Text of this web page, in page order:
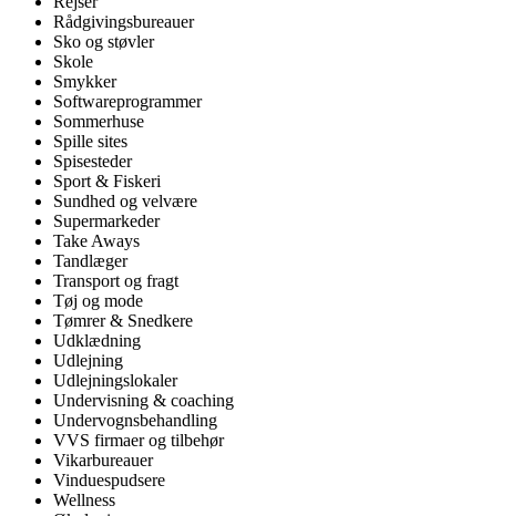
Rådgivingsbureauer
Sko og støvler
Skole
Smykker
Softwareprogrammer
Sommerhuse
Spille sites
Spisesteder
Sport & Fiskeri
Sundhed og velvære
Supermarkeder
Take Aways
Tandlæger
Transport og fragt
Tøj og mode
Tømrer & Snedkere
Udklædning
Udlejning
Udlejningslokaler
Undervisning & coaching
Undervognsbehandling
VVS firmaer og tilbehør
Vikarbureauer
Vinduespudsere
Wellness